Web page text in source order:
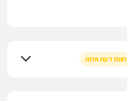
חוות דעת אחת